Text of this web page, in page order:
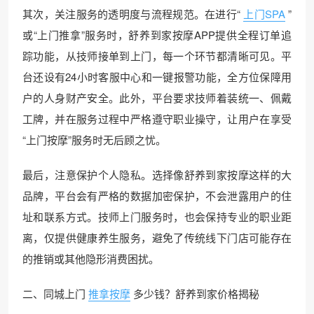
其次，关注服务的透明度与流程规范。在进行“ 上门SPA”
或“上门推拿”服务时，舒养到家按摩APP提供全程订单追
踪功能，从技师接单到上门，每一个环节都清晰可见。平
台还设有24小时客服中心和一键报警功能，全方位保障用
户的人身财产安全。此外，平台要求技师着装统一、佩戴
工牌，并在服务过程中严格遵守职业操守，让用户在享受
“上门按摩”服务时无后顾之忧。
最后，注意保护个人隐私。选择像舒养到家按摩这样的大
品牌，平台会有严格的数据加密保护，不会泄露用户的住
址和联系方式。技师上门服务时，也会保持专业的职业距
离，仅提供健康养生服务，避免了传统线下门店可能存在
的推销或其他隐形消费困扰。
二、同城上门 推拿按摩 多少钱？舒养到家价格揭秘